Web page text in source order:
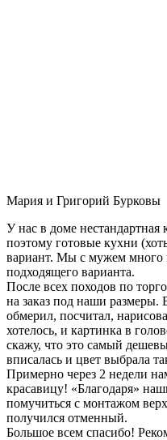
Мария и Григорий Бурковы
У нас в доме нестандартная
поэтому готовые кухни
вариант. Мы с мужем много
подходящего варианта.
После всех походов по
на заказ под наши размеры.
обмерил, посчитал,
хотелось, и картинка в
скажу, что это самый
вписалась и цвет выбрала
Примерно через 2 недели
красавицу! «Благодаря»
помучиться с монтажом
получился отменный.
Большое всем спасибо!